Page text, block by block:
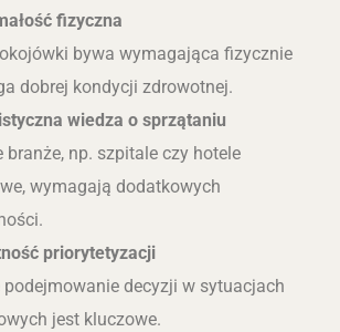
fizyczna
bywa wymagająca fizycznie
dobrej kondycji zdrowotnej.
wiedza o sprzątaniu
branże, np. szpitale czy hotele
wymagają dodatkowych
priorytetyzacji
podejmowanie decyzji w sytuacjach
jest kluczowe.